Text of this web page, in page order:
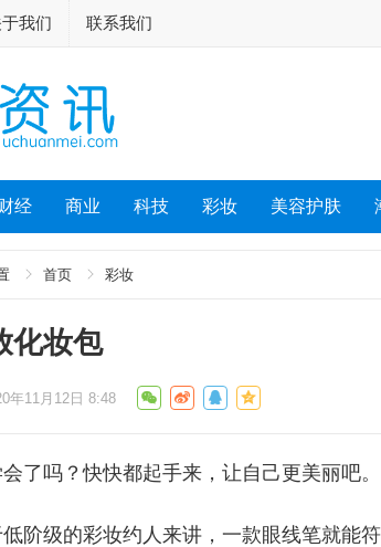
我们 联系我们
经 商业 科技 彩妆 美容护肤
首页 彩妆
化妆包
年11月12日 8:48
了吗？快快都起手来，让自己更美丽吧。
阶级的彩妆约人来讲，一款眼线笔就能